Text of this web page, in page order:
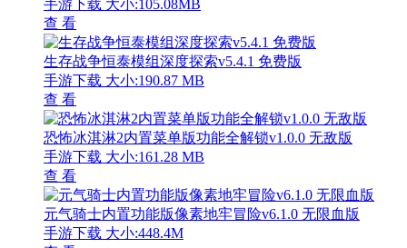
保卫萝卜3全主题塔防新v4.13.0 无限生命版
手游下载
查 看
火柴人无双战将畅玩版内置功能v1.0.1 全武器解锁版
手游下载
查 看
闲侠江湖全中文武侠游戏v6.2.7 免费版
手游下载
查 看
迷你小镇世界内置菜单免费畅玩v1.0.0 完整版